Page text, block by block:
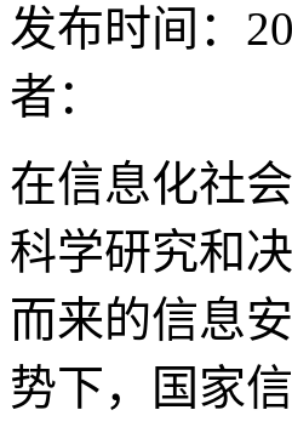
发布时间
者：
在信息化社
科学研究和
而来的信息
势下，国家